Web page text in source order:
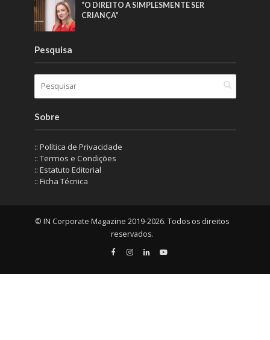
“O DIREITO A SIMPLESMENTE SER
CRIANÇA”
Pesquisa
Sobre
:: Política de Privacidade
:: Termos e Condições
:: Estatuto Editorial
:: Ficha Técnica
© IN Corporate Magazine 2019-2026. Todos os direitos
reservados.